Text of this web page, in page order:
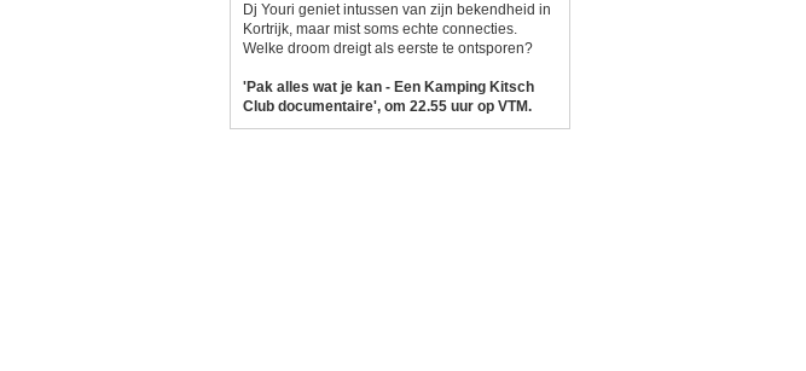
Dj Youri geniet intussen van zijn bekendheid in
Kortrijk, maar mist soms echte connecties.
Welke droom dreigt als eerste te ontsporen?
'Pak alles wat je kan - Een Kamping Kitsch
Club documentaire', om 22.55 uur op VTM.